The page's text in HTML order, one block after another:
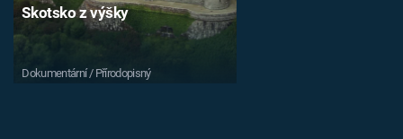
Skotsko z výšky
Dokumentární / Přírodopisný